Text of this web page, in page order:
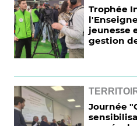
Trophée
jeunesse
gestion
Journée